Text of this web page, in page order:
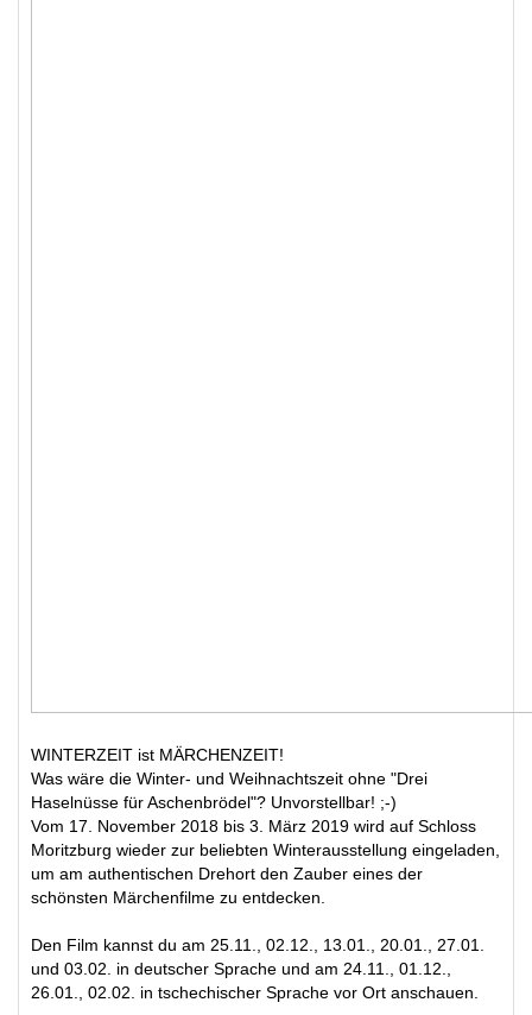
WINTERZEIT ist MÄRCHENZEIT!
Was wäre die Winter- und Weihnachtszeit ohne "Drei
Haselnüsse für Aschenbrödel"? Unvorstellbar! ;-)
Vom 17. November 2018 bis 3. März 2019 wird auf Schloss
Moritzburg wieder zur beliebten Winterausstellung eingeladen,
um am authentischen Drehort den Zauber eines der
schönsten Märchenfilme zu entdecken.
Den Film kannst du am 25.11., 02.12., 13.01., 20.01., 27.01.
und 03.02. in deutscher Sprache und am 24.11., 01.12.,
26.01., 02.02. in tschechischer Sprache vor Ort anschauen.